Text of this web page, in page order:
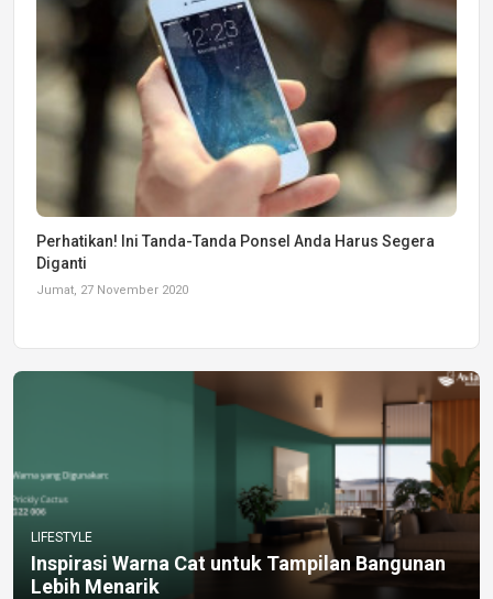
Perhatikan! Ini Tanda-Tanda Ponsel Anda Harus Segera
Diganti
Jumat, 27 November 2020
LIFESTYLE
Inspirasi Warna Cat untuk Tampilan Bangunan
Lebih Menarik